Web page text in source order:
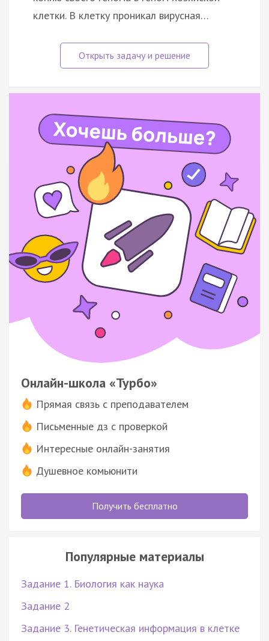
клетки. В клетку проникал вирусная…
Онлайн-школа «Турбо»
Прямая связь с преподавателем
Письменные дз с проверкой
Интересные онлайн-занятия
Душевное комьюнити
Получить бесплатно
Популярные материалы
Задание 1. Биология как наука
Задание 2
Задание 3. Генетическая информация в клетке